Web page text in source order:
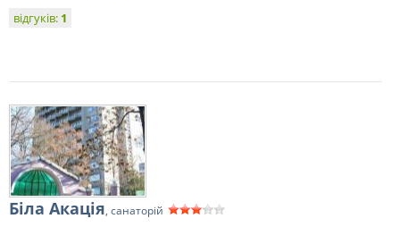
відгуків: 1
Біла Акація, санаторій